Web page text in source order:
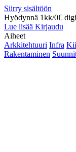
Siirry sisältöön
Hyödynnä 1kk/0€
Lue lisää Kirjaudu
Aiheet
Arkkitehtuuri Infra
Rakentaminen